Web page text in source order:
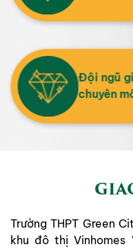
Đội ngũ
chuyên
Trường THPT Green
khu đô thị Vinhomes